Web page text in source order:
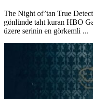
The Night of’tan True
gönlünde taht kuran HBO
üzere serinin en görkemli ...